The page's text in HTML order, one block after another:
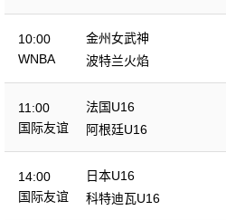
10:00
WNBA
金州女武神
波特兰火焰
11:00
国际友谊
法国U16
阿根廷U16
14:00
国际友谊
日本U16
科特迪瓦U16